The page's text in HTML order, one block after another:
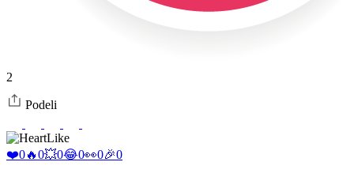
2
Podeli
Like
❤️0🔥0💥0😂0👀0🎉0